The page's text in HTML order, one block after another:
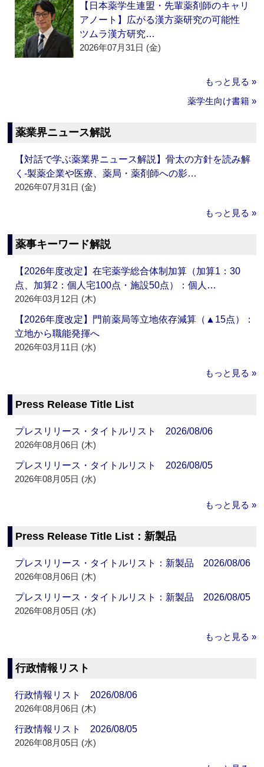
【日本薬学生連盟・先輩薬剤師のキャリ
アノート】広がる漢方薬研究の可能性
ツムラ漢方研究…
2026年07月31日 (金)
もっと見る »
薬学生向け書籍 »
薬業界ニュース解説
【対話で学ぶ薬業界ニュース解説】骨太の方針を読み解
く‐製薬企業や医療、薬局・薬剤師への影…
2026年07月31日 (金)
もっと見る »
薬事キーワード解説
【2026年度改定】在宅薬学総合体制加算（加算1：30
点、加算2：個人宅100点・施設50点）：個人…
2026年03月12日 (木)
【2026年度改定】門前薬局等立地依存減算（▲15点）：
立地から職能発揮へ
2026年03月11日 (水)
もっと見る »
Press Release Title List
プレスリリース・タイトルリスト 2026/08/06
2026年08月06日 (木)
プレスリリース・タイトルリスト 2026/08/05
2026年08月05日 (水)
もっと見る »
Press Release Title List：新製品
プレスリリース・タイトルリスト：新製品 2026/08/06
2026年08月06日 (木)
プレスリリース・タイトルリスト：新製品 2026/08/05
2026年08月05日 (水)
もっと見る »
行政情報リスト
行政情報リスト 2026/08/06
2026年08月06日 (木)
行政情報リスト 2026/08/05
2026年08月05日 (水)